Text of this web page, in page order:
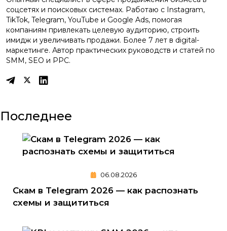
соцсетях и поисковых системах. Работаю с Instagram,
TikTok, Telegram, YouTube и Google Ads, помогая
компаниям привлекать целевую аудиторию, строить
имидж и увеличивать продажи. Более 7 лет в digital-
маркетинге. Автор практических руководств и статей по
SMM, SEO и PPC.
Последнее
06.08.2026
Скам в Telegram 2026 — как распознать
схемы и защититься